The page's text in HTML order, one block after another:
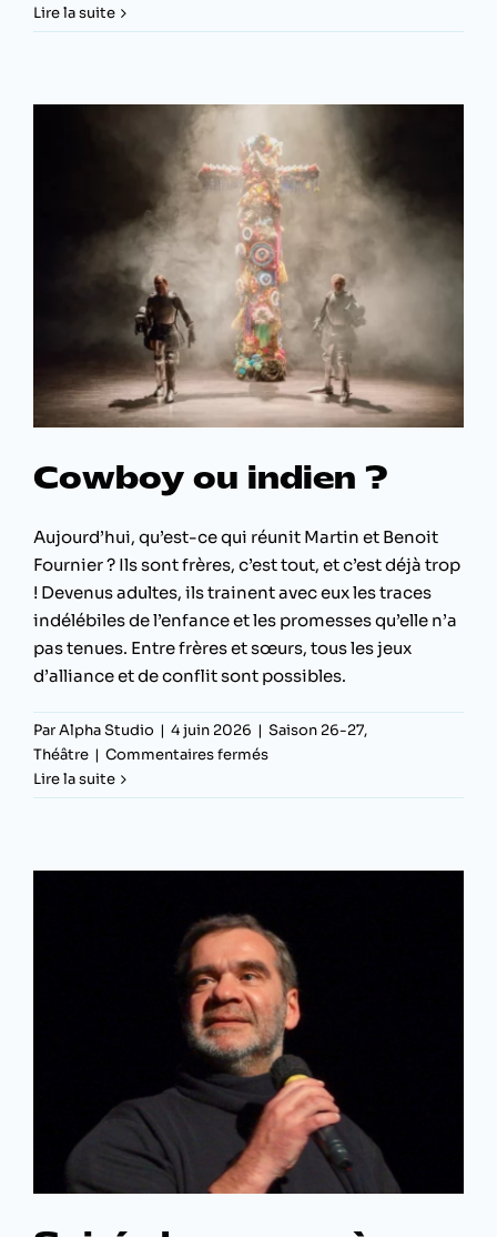
Lire la suite
Cowboy ou indien ?
Aujourd’hui, qu’est-ce qui réunit Martin et Benoit
Fournier ? Ils sont frères, c’est tout, et c’est déjà trop
! Devenus adultes, ils trainent avec eux les traces
indélébiles de l’enfance et les promesses qu’elle n’a
pas tenues. Entre frères et sœurs, tous les jeux
d’alliance et de conflit sont possibles.
ParAlpha Studio | 4 juin 2026 | Saison 26-27,
Théâtre | Commentaires ferméssur
ou
Lire la suite